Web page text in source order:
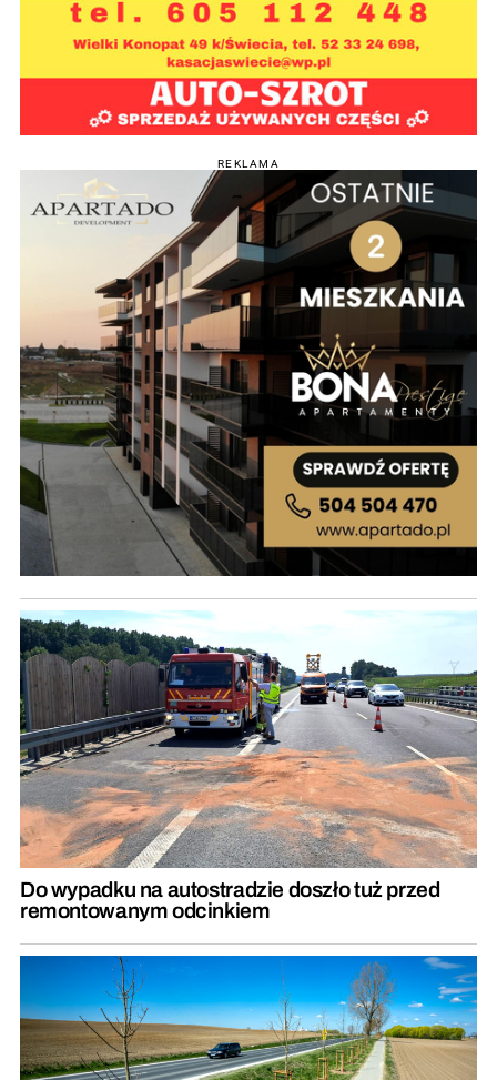
REKLAMA
Do wypadku na autostradzie doszło tuż przed
remontowanym odcinkiem